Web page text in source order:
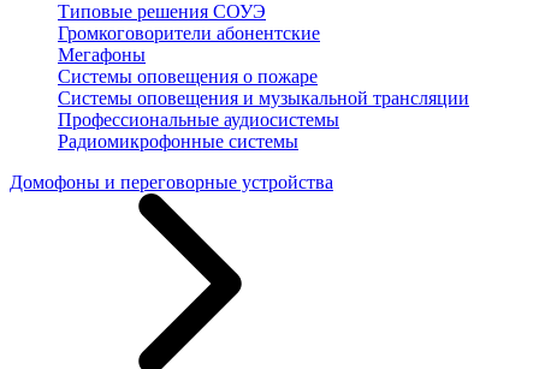
Типовые решения СОУЭ
Громкоговорители абонентские
Мегафоны
Системы оповещения о пожаре
Системы оповещения и музыкальной трансляции
Профессиональные аудиосистемы
Радиомикрофонные системы
Домофоны и переговорные устройства